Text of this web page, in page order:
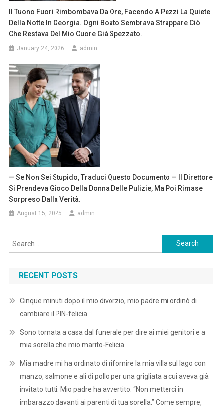
Il Tuono Fuori Rimbombava Da Ore, Facendo A Pezzi La Quiete
Della Notte In Georgia. Ogni Boato Sembrava Strappare Ciò
Che Restava Del Mio Cuore Già Spezzato.
January 24, 2026 admin
— Se Non Sei Stupido, Traduci Questo Documento — Il Direttore
Si Prendeva Gioco Della Donna Delle Pulizie, Ma Poi Rimase
Sorpreso Dalla Verità.
August 15, 2025 admin
Search
for:
RECENT POSTS
Cinque minuti dopo il mio divorzio, mio padre mi ordinò di
cambiare il PIN-felicia
Sono tornata a casa dal funerale per dire ai miei genitori e a
mia sorella che mio marito-Felicia
Mia madre mi ha ordinato di rifornire la mia villa sul lago con
manzo, salmone e ali di pollo per una grigliata a cui aveva già
invitato tutti. Mio padre ha avvertito: “Non metterci in
imbarazzo davanti ai parenti di tua sorella.” Come sempre,